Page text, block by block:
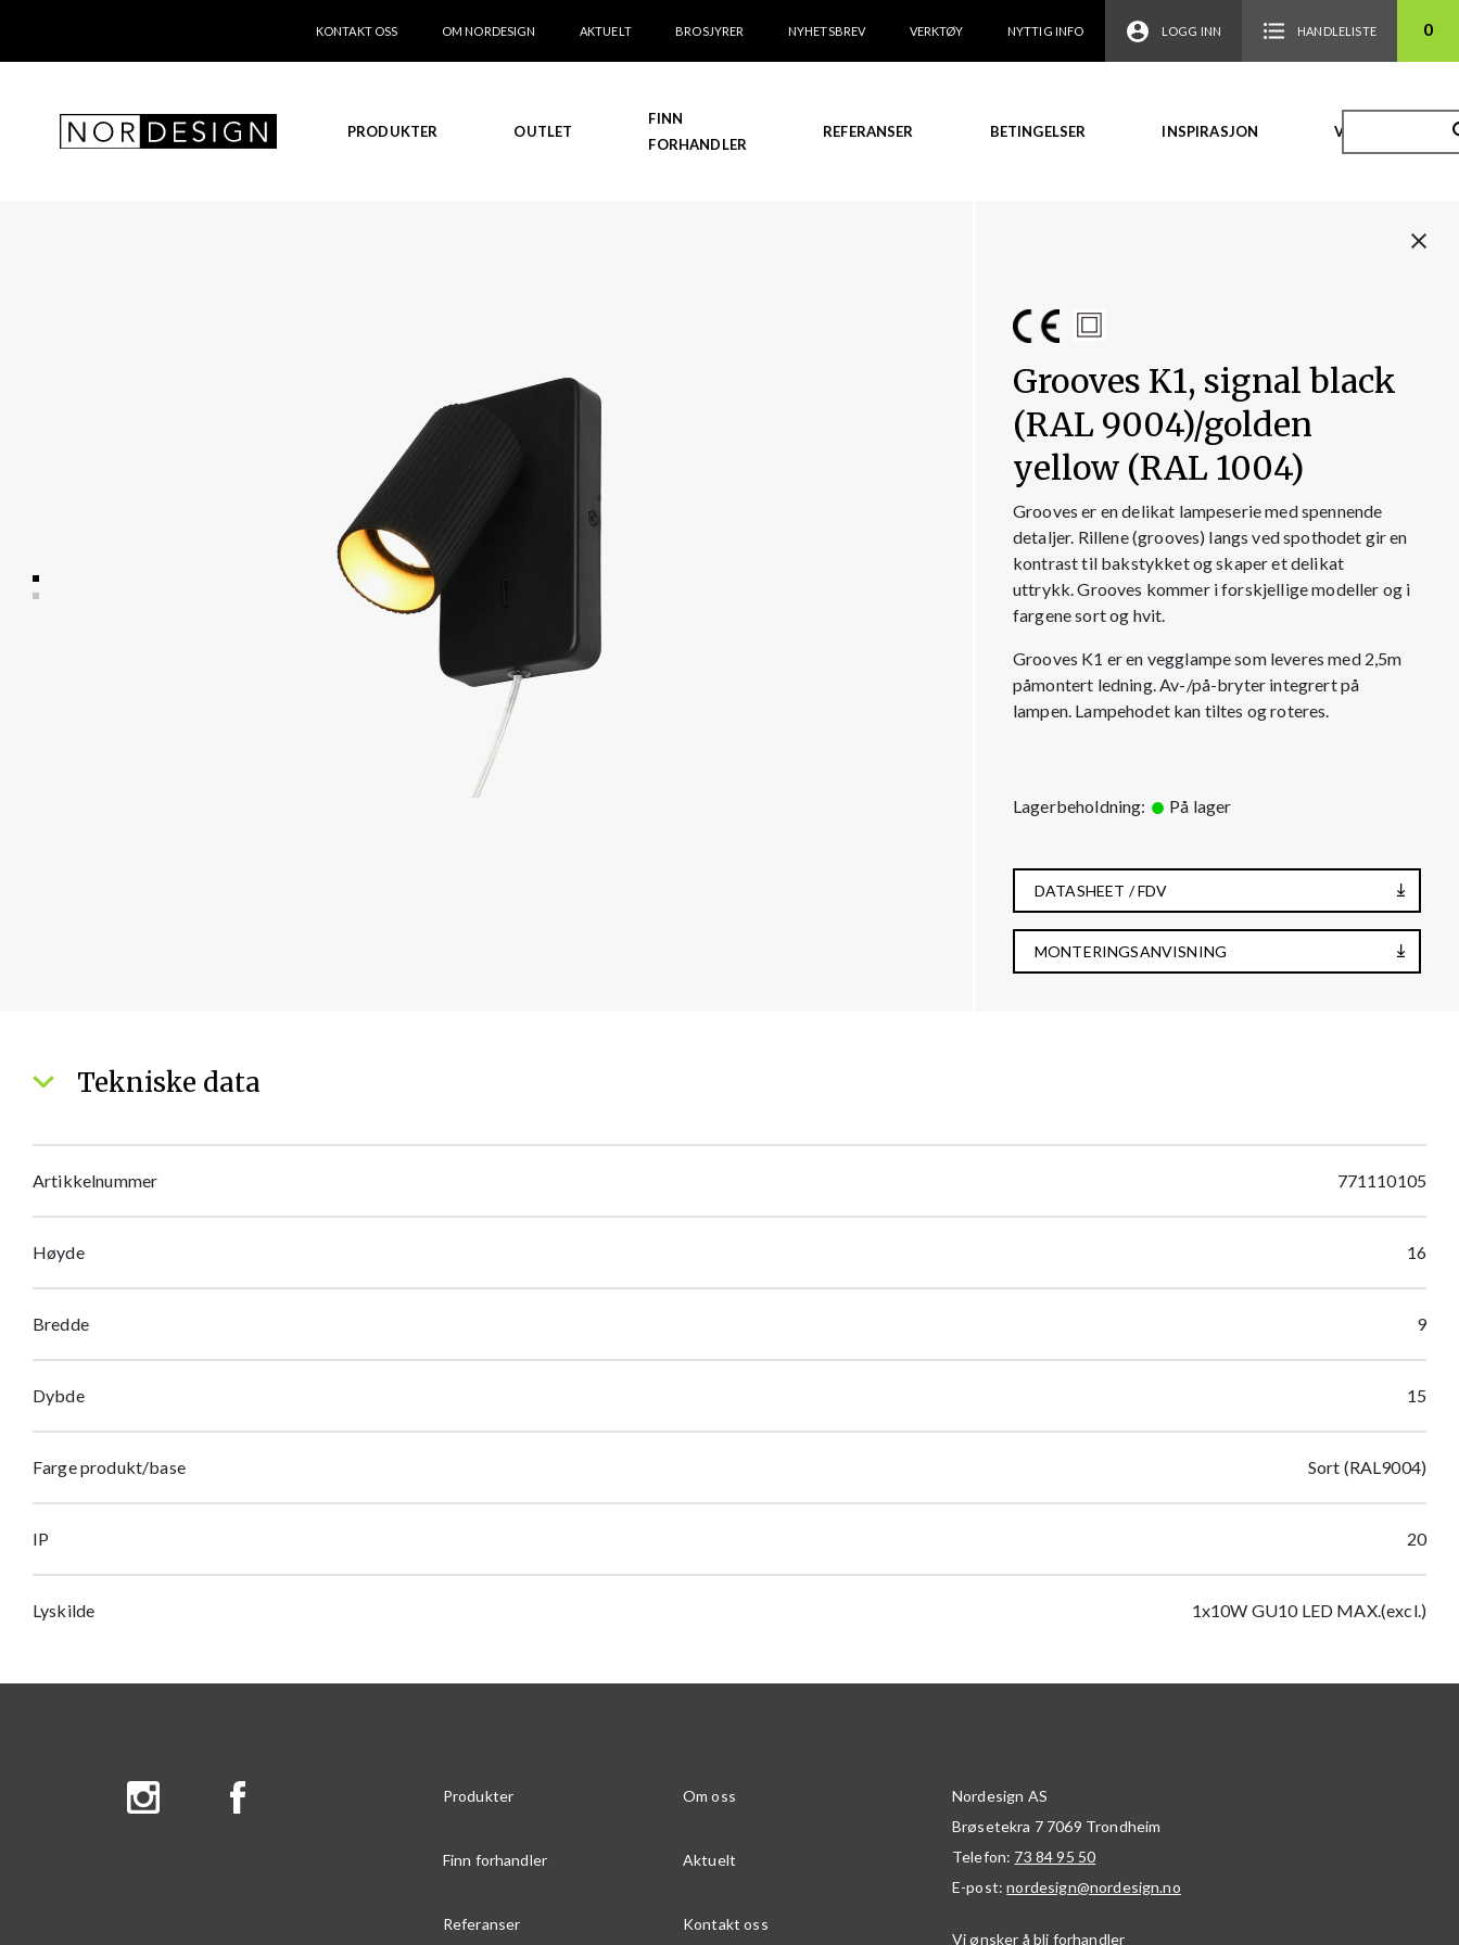
KONTAKT OSS OM NORDESIGN AKTUELT BROSJYRER NYHETSBREV VERKTØY NYTTIG INFO LOGG INN HANDLELISTE 0
PRODUKTER OUTLET
FINN
FORHANDLER
REFERANSER BETINGELSER INSPIRASJON VIDEO
Grooves K1, signal black
(RAL 9004)/golden
yellow (RAL 1004)
Grooves er en delikat lampeserie med spennende
detaljer. Rillene (grooves) langs ved spothodet gir en
kontrast til bakstykket og skaper et delikat
uttrykk. Grooves kommer i forskjellige modeller og i
fargene sort og hvit.
Grooves K1 er en vegglampe som leveres med 2,5m
påmontert ledning. Av-/på-bryter integrert på
lampen. Lampehodet kan tiltes og roteres.
Lagerbeholdning: På lager
DATASHEET / FDV
MONTERINGSANVISNING
Tekniske data
Artikkelnummer 771110105
Høyde 16
Bredde 9
Dybde 15
Farge produkt/base Sort (RAL9004)
IP 20
Lyskilde 1x10W GU10 LED MAX.(excl.)
Produkter Om oss
Finn forhandler Aktuelt
Referanser Kontakt oss
Nordesign AS
Brøsetekra 7 7069 Trondheim
Telefon: 73 84 95 50
E-post:nordesign@nordesign.no
Vi ønsker å bli forhandler